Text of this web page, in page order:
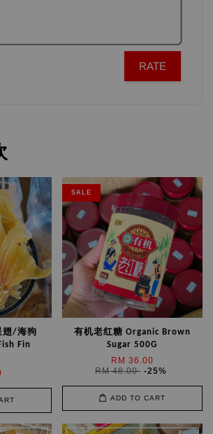
RATE
翅/海狗
Fin
SALE
有机老红糖 Organic Brown
Sugar 500G
RM 36.00
RM 48.00 -25%
ADD TO CART